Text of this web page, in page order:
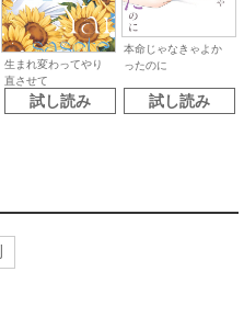
生まれ変わってやり
直させて
試し読み
本命じゃなきゃよか
ったのに
試し読み